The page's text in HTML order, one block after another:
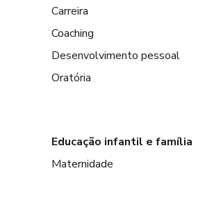
Carreira
Coaching
Desenvolvimento pessoal
Oratória
Educação infantil e família
Maternidade